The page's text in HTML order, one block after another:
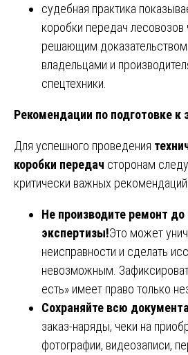
судебная практика
коробки передач лесовозов
решающим
владельцами и
спецтехники.
Рекомендации по подготовке к
Для успешного проведения
коробки передач сторонам
критически важных рекомендаций:
Не производите ремонт
экспертизы!Это может
неисправности и сделать
невозможным.
есть» имеет право только
Сохраняйте всю
заказ-наряды, чеки на
фотографии, видеозаписи,